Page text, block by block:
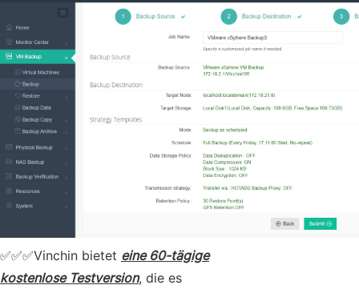
✅✅✅Vinchin bietet eine 60-tägige
kostenlose Testversion, die es